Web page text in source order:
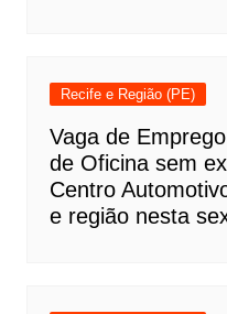
Recife e Região (PE)
Vaga de
de Oficina sem
Centro
e região nesta